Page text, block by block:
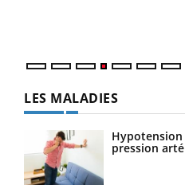
LES MALADIES
pression